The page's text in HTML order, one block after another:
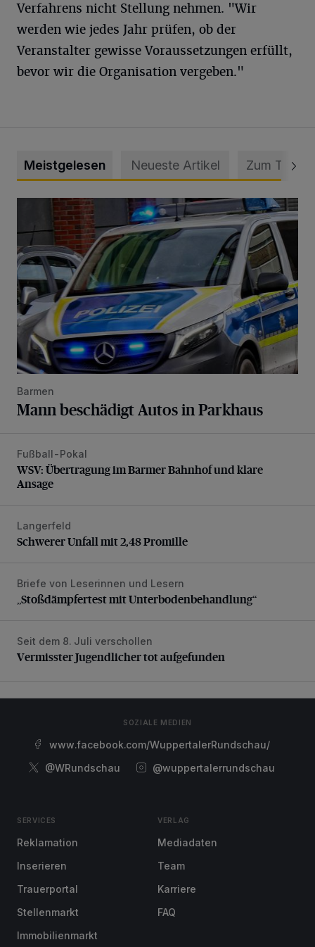
Verfahrens nicht Stellung nehmen. "Wir
werden wie jedes Jahr prüfen, ob der
Veranstalter gewisse Voraussetzungen erfüllt,
bevor wir die Organisation vergeben."
Meistgelesen Neueste Artikel Zum Thema
Mann beschädigt Autos in Parkhaus
Barmen
Mann beschädigt Autos in Parkhaus
WSV: Übertragung im Barmer Bahnhof und klare Ansage
Fußball-Pokal
WSV: Übertragung im Barmer Bahnhof und klare
Ansage
Schwerer Unfall mit 2,48 Promille
Langerfeld
Schwerer Unfall mit 2,48 Promille
„Stoßdämpfertest mit Unterbodenbehandlung“
Briefe von Leserinnen und Lesern
„Stoßdämpfertest mit Unterbodenbehandlung“
Vermisster Jugendlicher tot aufgefunden
Seit dem 8. Juli verschollen
Vermisster Jugendlicher tot aufgefunden
SOZIALE MEDIEN
www.facebook.com/WuppertalerRundschau/
@WRundschau
@wuppertalerrundschau
SERVICES
Reklamation
Inserieren
Trauerportal
Stellenmarkt
Immobilienmarkt
VERLAG
Mediadaten
Team
Karriere
FAQ